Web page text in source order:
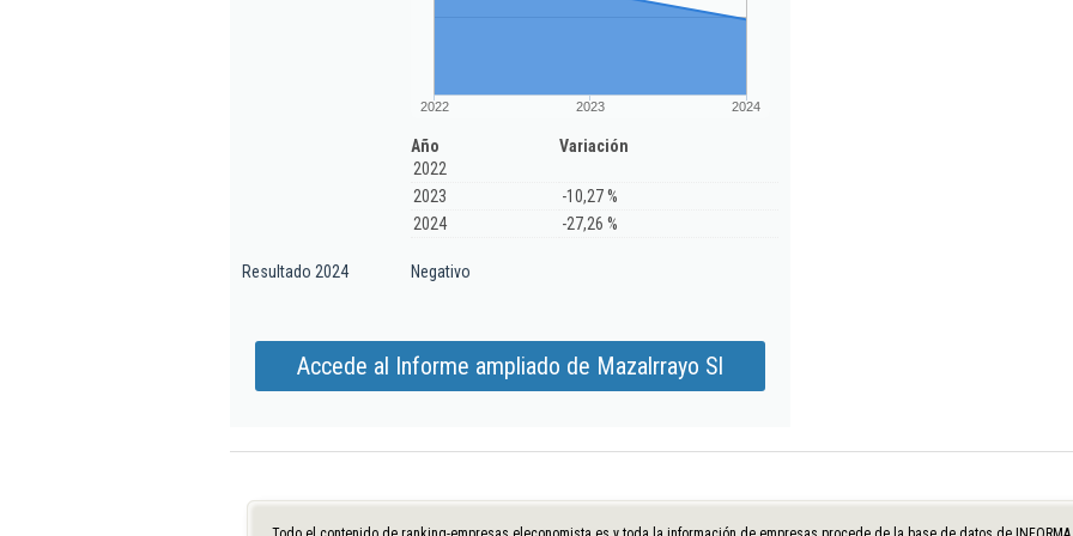
2022 2023 2024
Año
Variación
2022
2023
-10,27 %
2024
-27,26 %
Resultado 2024 Negativo
Accede al Informe ampliado de Mazalrrayo Sl